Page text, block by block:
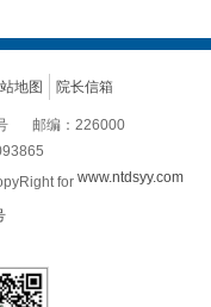
地图 院长信箱
邮编：226000
for www.ntdsyy.com